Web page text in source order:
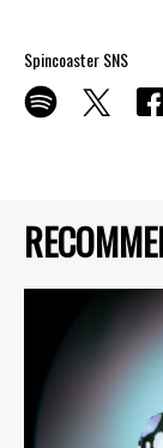
Spincoaster SNS